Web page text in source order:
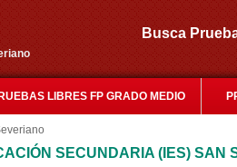
Busca
LIBRES FP GRADO MEDIO
SECUNDARIA (IES) SAN